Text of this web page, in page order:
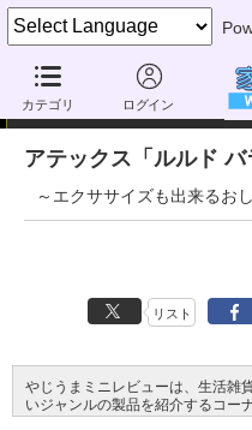
カテゴリ ログイン
やじうまミニレビュー
アテックス「ルルド バ
～エクササイズも出来るお
リスト
やじうまミニレビューは、生活雑
いジャンルの製品を紹介するコー